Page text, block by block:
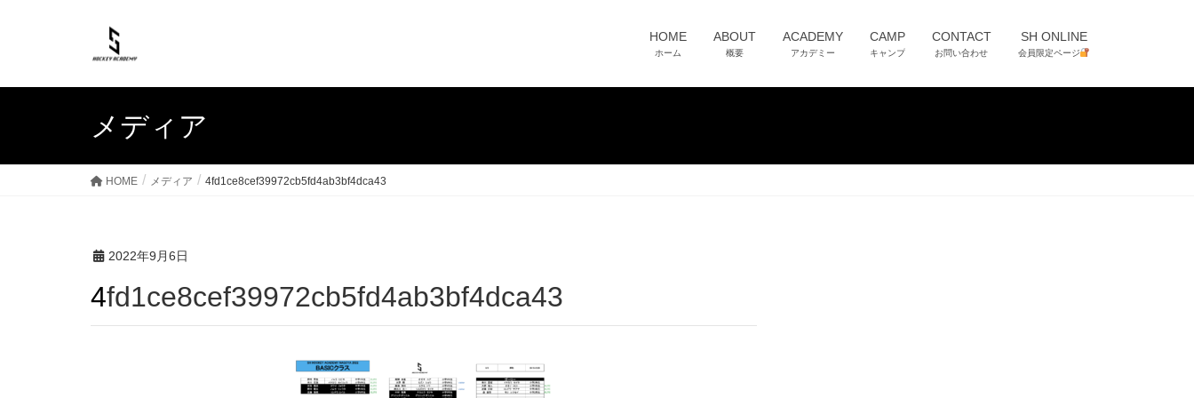
HOME
ホーム
ABOUT
概要
ACADEMY
アカデミー
CAMP
キャンプ
CONTACT
お問い合わせ
SH ONLINE
会員限定ページ
メディア
HOME メディア 4fd1ce8cef39972cb5fd4ab3bf4dca43
2022年9月6日
4fd1ce8cef39972cb5fd4ab3bf4dca43